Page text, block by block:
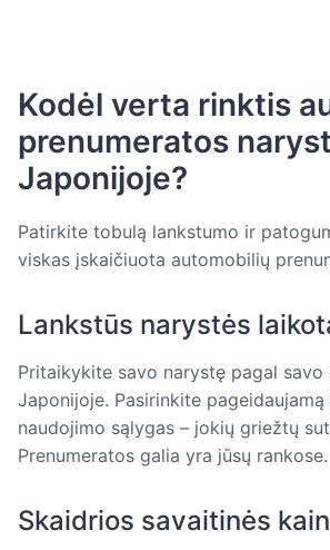
Kodėl verta rinktis
prenumeratos
Japonijoje?
Patirkite tobulą lankstumo ir
viskas įskaičiuota automobilių
Lankstūs narystės
Pritaikykite savo narystę pagal savo
Japonijoje. Pasirinkite
naudojimo sąlygas – jokių griežtų
Prenumeratos galia yra jūsų rankose.
Skaidrios savaitinės